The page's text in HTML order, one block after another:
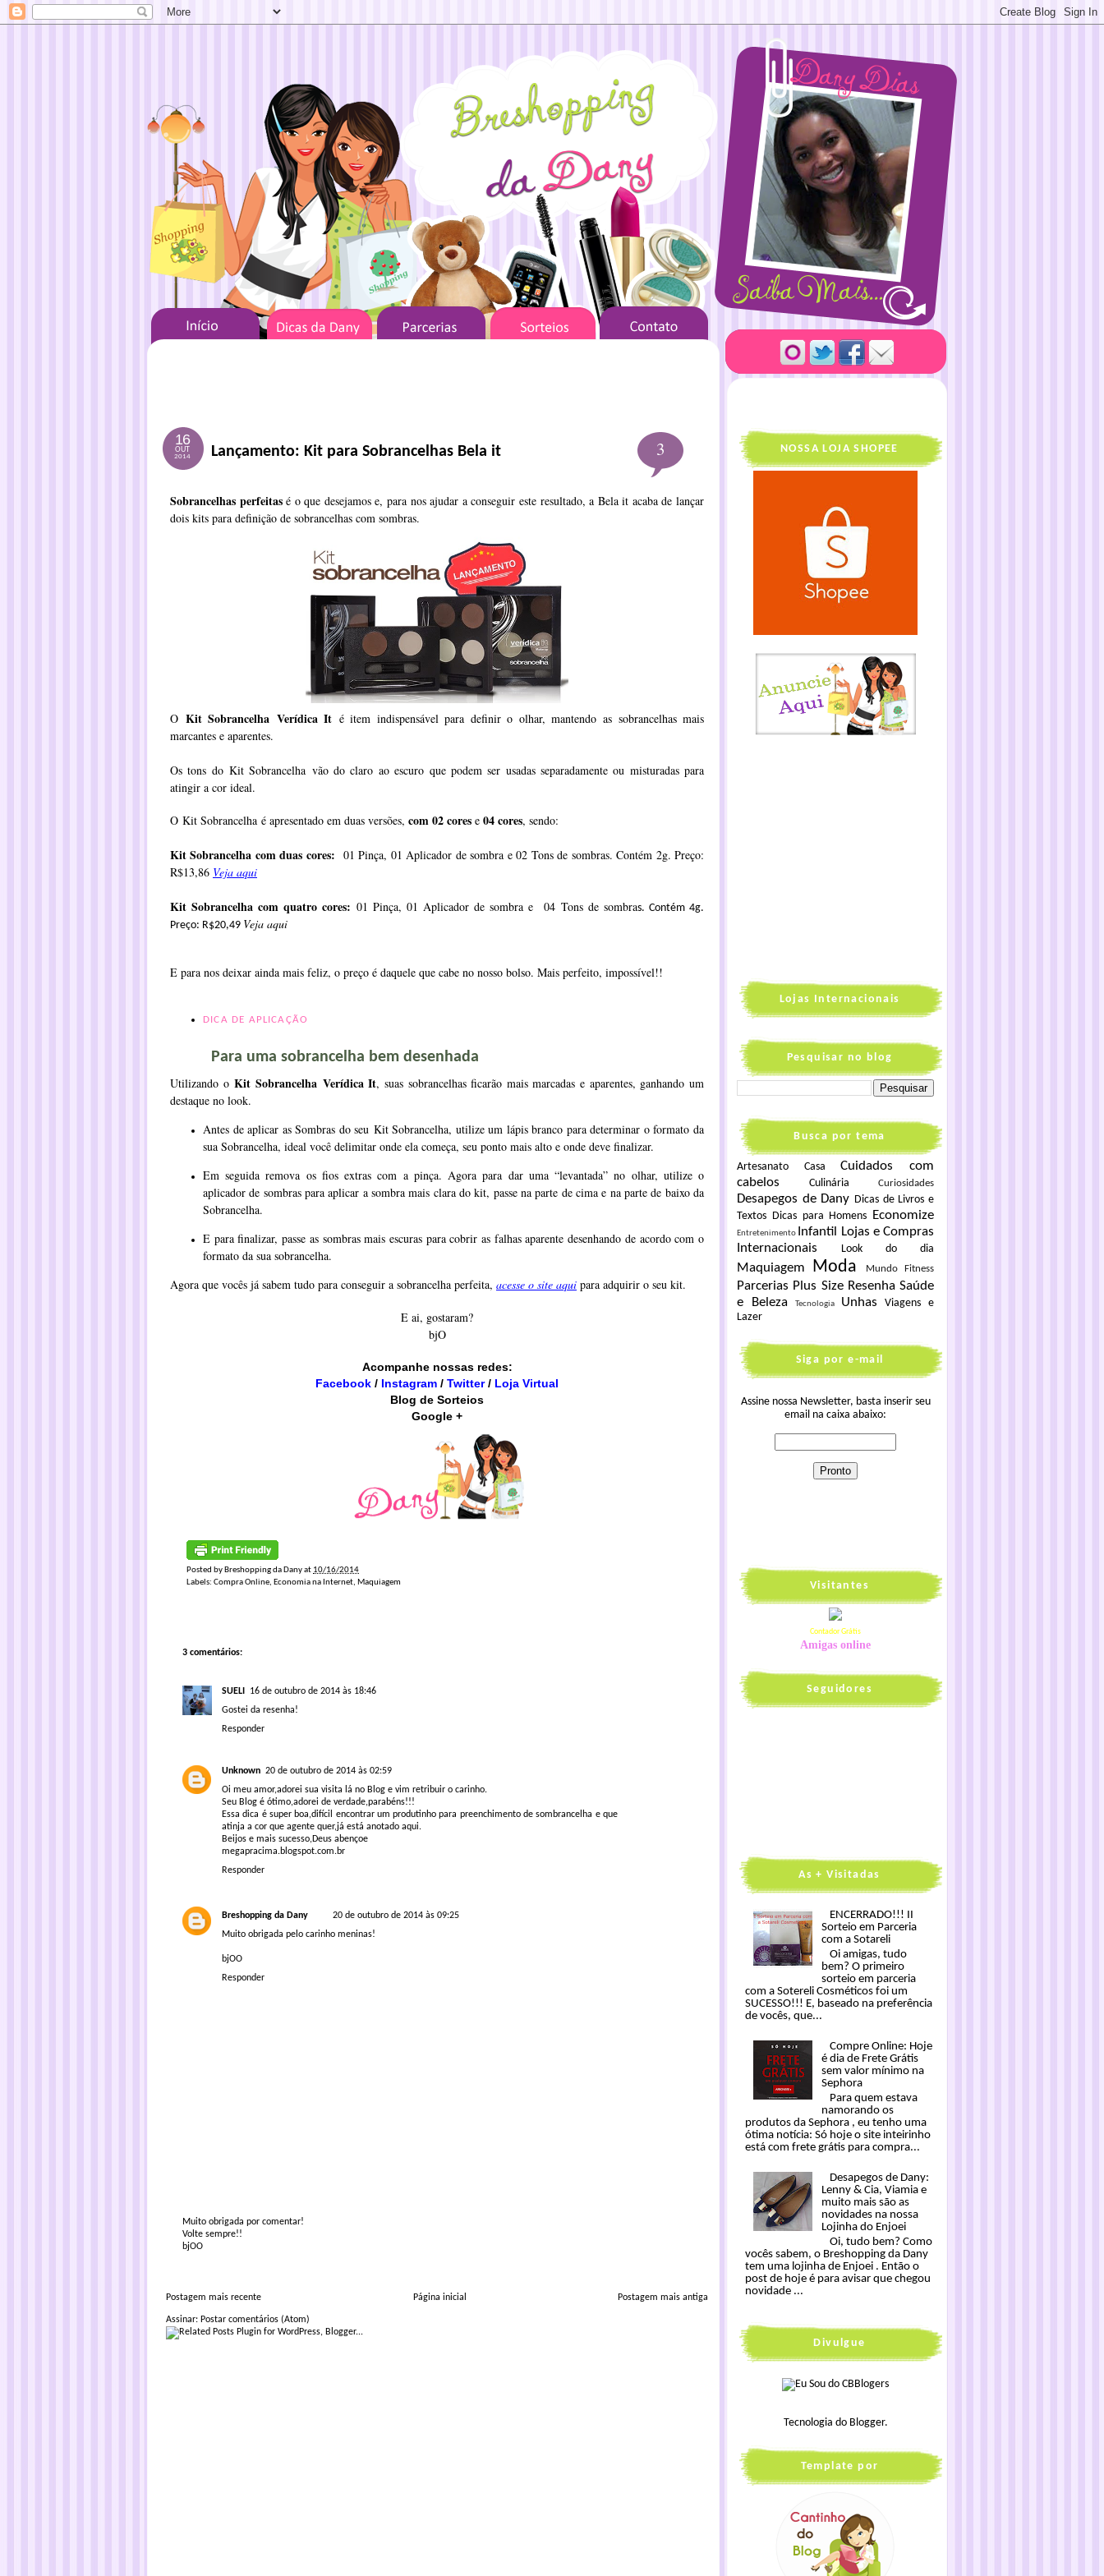
16
OUT
2014 3
Lançamento: Kit para Sobrancelhas Bela it
Sobrancelhas perfeitasé o que desejamos e, para nos ajudar a conseguir este resultado, a Bela it acaba de lançar
dois kits para definição de sobrancelhas com sombras.
O Kit Sobrancelha Verídica It é item indispensável para definir o olhar, mantendo as sobrancelhas mais
marcantes e aparentes.
Os tons doKit Sobrancelha vão do claro ao escuro que podem ser usadas separadamente ou misturadas para
atingir a cor ideal.
O Kit Sobrancelha é apresentado em duas versões, com 02 cores e 04 cores, sendo:
Kit Sobrancelha com duas cores: 01 Pinça, 01 Aplicador de sombra e 02 Tons de sombras. Contém 2g. Preço:
R$13,86 Veja aqui
Kit Sobrancelha com quatro cores: 01 Pinça, 01 Aplicador de sombra e 04 Tons de sombras. Contém 4g.
Preço: R$20,49 Veja aqui
E para nos deixar ainda mais feliz, o preço é daquele que cabe no nosso bolso. Mais perfeito, impossível!!
DICA DE APLICAÇÃO
Para uma sobrancelha bem desenhada
Utilizando oKit SobrancelhaVerídica It, suas sobrancelhas ficarão mais marcadas e aparentes, ganhando um
destaque no look.
Antes de aplicar as Sombras do seu Kit Sobrancelha, utilize um lápis branco para determinar o formato da
sua Sobrancelha, ideal você delimitar onde ela começa, seu ponto mais alto e onde deve finalizar.
Em seguida remova os fios extras com a pinça. Agora para dar uma “levantada” no olhar, utilize o
aplicador de sombras para aplicar a sombra mais clara do kit, passe na parte de cima e na parte de baixo da
Sobrancelha.
E para finalizar, passe as sombras mais escuras para cobrir as falhas aparente desenhando de acordo com o
formato da sua sobrancelha.
Agora que vocês já sabem tudo para conseguir a sobrancelha perfeita, acesse o site aqui para adquirir o seu kit.
E ai, gostaram?
bjO
Acompanhe nossas redes:
Facebook / Instagram / Twitter/ Loja Virtual
Blog de Sorteios
Google +
Posted by Breshopping da Danyat 10/16/2014
Labels: Compra Online, Economia na Internet, Maquiagem
3 comentários:
SUELI
16 de outubro de 2014 às 18:46
Gostei da resenha!
Responder
Unknown 20 de outubro de 2014 às 02:59
Oi meu amor,adorei sua visita lá no Blog e vim retribuir o carinho.
Seu Blog é ótimo,adorei de verdade,parabéns!!!
Essa dica é super boa,difícil encontrar um produtinho para preenchimento de sombrancelha e que
atinja a cor que agente quer,já está anotado aqui.
Beijos e mais sucesso,Deus abençoe
megapracima.blogspot.com.br
Responder
Breshopping da Dany
20 de outubro de 2014 às 09:25
Muito obrigada pelo carinho meninas!
bjOO
Responder
Muito obrigada por comentar!
Volte sempre!!
bjOO
Postagem mais recente Postagem mais antiga
Página inicial
Assinar: Postar comentários (Atom)
NOSSA LOJA SHOPEE
Lojas Internacionais
Pesquisar no blog
Busca por tema
Artesanato Casa
Cuidados com
cabelos
Culinária Curiosidades
Desapegos de Dany Dicas de Livros e
Textos Dicas para Homens Economize
Entretenimento Infantil
Lojas e Compras
Internacionais
Look do dia
Maquiagem Moda Mundo Fitness
Parcerias Plus Size Resenha Saúde
e Beleza
Tecnologia Unhas
Viagens e
Lazer
Siga por e-mail
Assine nossa Newsletter, basta inserir seu
email na caixa abaixo:
Visitantes
Contador Grátis
Amigas online
Seguidores
As + Visitadas
ENCERRADO!!! II
Sorteio em Parceria
com a Sotareli
Oi amigas, tudo
bem? O primeiro
sorteio em parceria
com a Sotereli Cosméticos foi um
SUCESSO!!! E, baseado na preferência
de vocês, que...
Compre Online: Hoje
é dia de Frete Grátis
sem valor mínimo na
Sephora
Para quem estava
namorando os
produtos da Sephora , eu tenho uma
ótima notícia: Só hoje o site inteirinho
está com frete grátis para compra...
Desapegos de Dany:
Lenny & Cia, Viamia e
muito mais são as
novidades na nossa
Lojinha do Enjoei
Oi, tudo bem? Como
vocês sabem, o Breshopping da Dany
tem uma lojinha de Enjoei . Então o
post de hoje é para avisar que chegou
novidade ...
Divulgue
Tecnologia do Blogger.
Template por